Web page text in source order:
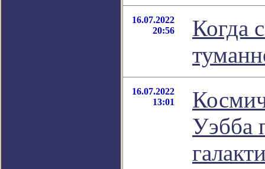
16.07.2022
20:56
Когда
16.07.2022
13:01
Уэбба